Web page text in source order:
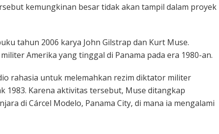
kemungkinan besar tidak akan tampil dalam proyek
tahun 2006 karya John Gilstrap dan Kurt Muse.
Amerika yang tinggal di Panama pada era 1980-an.
rahasia untuk melemahkan rezim diktator militer
1983. Karena aktivitas tersebut, Muse ditangkap
di Cárcel Modelo, Panama City, di mana ia mengalami